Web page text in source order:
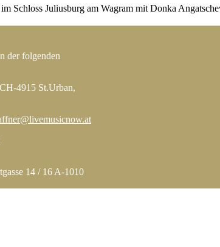
Schloss Juliusburg am Wagram mit Donka
der folgenden
4915 St.Urban,
14 / 16 A-1010